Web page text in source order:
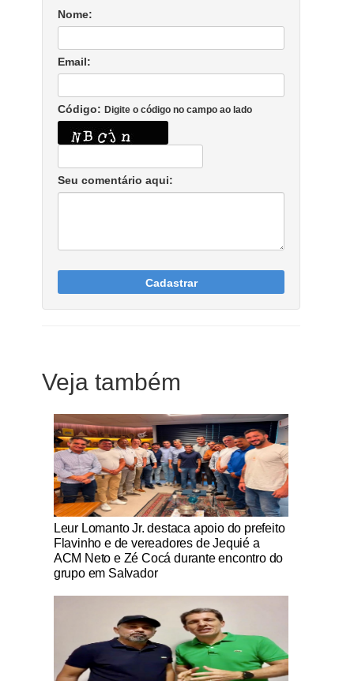
Nome:
Email:
Código: Digite o código no campo ao lado
Seu comentário aqui:
Cadastrar
Veja também
Notícias Católicas
Leur Lomanto Jr. destaca apoio do prefeito
Flavinho e de vereadores de Jequié a
ACM Neto e Zé Cocá durante encontro do
grupo em Salvador